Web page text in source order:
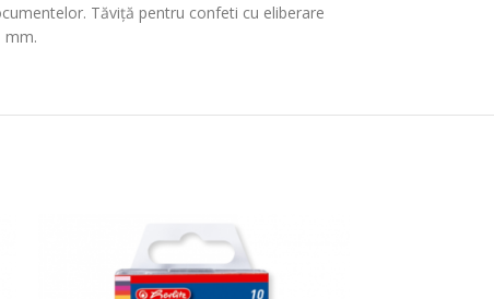
Tăviță pentru confeti cu eliberare
mm.